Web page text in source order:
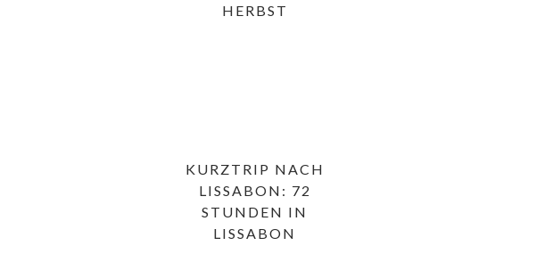
HERBST
KURZTRIP NACH
LISSABON: 72
STUNDEN IN
LISSABON